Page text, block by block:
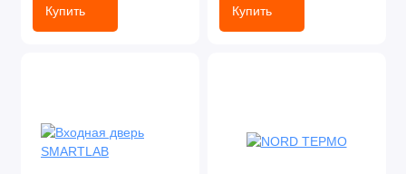
Купить Купить